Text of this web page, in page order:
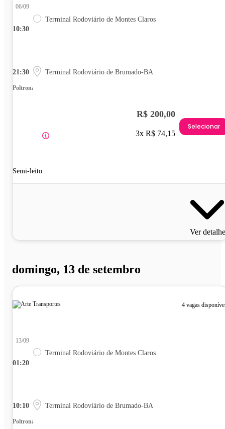
10:30
06/09
Terminal Rodoviário de Montes Claros
21:30 Terminal Rodoviário de Brumado-BA
Poltrona
Semi-leito
R$ 200,00
3x R$ 74,15
Selecionar
Ver
domingo, 13 de setembro
4 vagas
01:20
13/09
Terminal Rodoviário de Montes Claros
10:10 Terminal Rodoviário de Brumado-BA
Poltrona